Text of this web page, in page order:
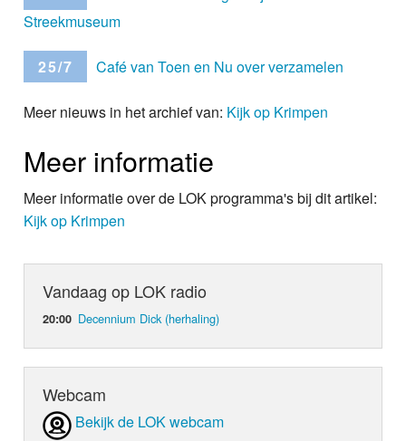
Streekmuseum
25/7 Café van Toen en Nu over verzamelen
Meer nieuws in het archief van: Kijk op Krimpen
Meer informatie
Meer informatie over de LOK programma's bij dit artikel:
Kijk op Krimpen
Vandaag op LOK radio
20:00 Decennium Dick (herhaling)
Webcam
Bekijk de LOK webcam